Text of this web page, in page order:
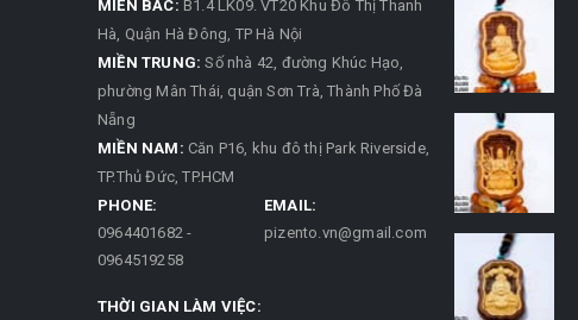
MIỀN BẮC: B1.4 LK09. VT20 Khu Đô Thị Thanh
Hà, Quận Hà Đông, TP Hà Nội
MIỀN TRUNG: Số nhà 42, đường Khúc Hạo,
phường Mân Thái, quận Sơn Trà, Thành Phố Đà
Nẵng
MIỀN NAM: Căn P16, khu đô thị Park Riverside,
TP.Thủ Đức, TP.HCM
PHONE:
0964401682 -
0964519258
EMAIL:
pizento.vn@gmail.com
THỜI GIAN LÀM VIỆC: